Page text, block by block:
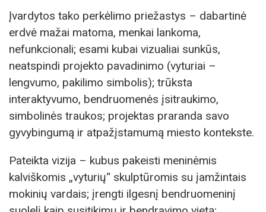
Įvardytos tako perkėlimo priežastys – dabartinė
erdvė mažai matoma, menkai lankoma,
nefunkcionali; esami kubai vizualiai sunkūs,
neatspindi projekto pavadinimo (vyturiai –
lengvumo, pakilimo simbolis); trūksta
interaktyvumo, bendruomenės įsitraukimo,
simbolinės traukos; projektas praranda savo
gyvybingumą ir atpažįstamumą miesto kontekste.
Pateikta vizija – kubus pakeisti meninėmis
kalviškomis „vyturių“ skulptūromis su įamžintais
mokinių vardais; įrengti ilgesnį bendruomeninį